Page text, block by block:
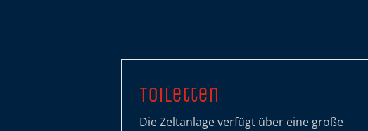
Toiletten
Die Zeltanlage verfügt über eine große